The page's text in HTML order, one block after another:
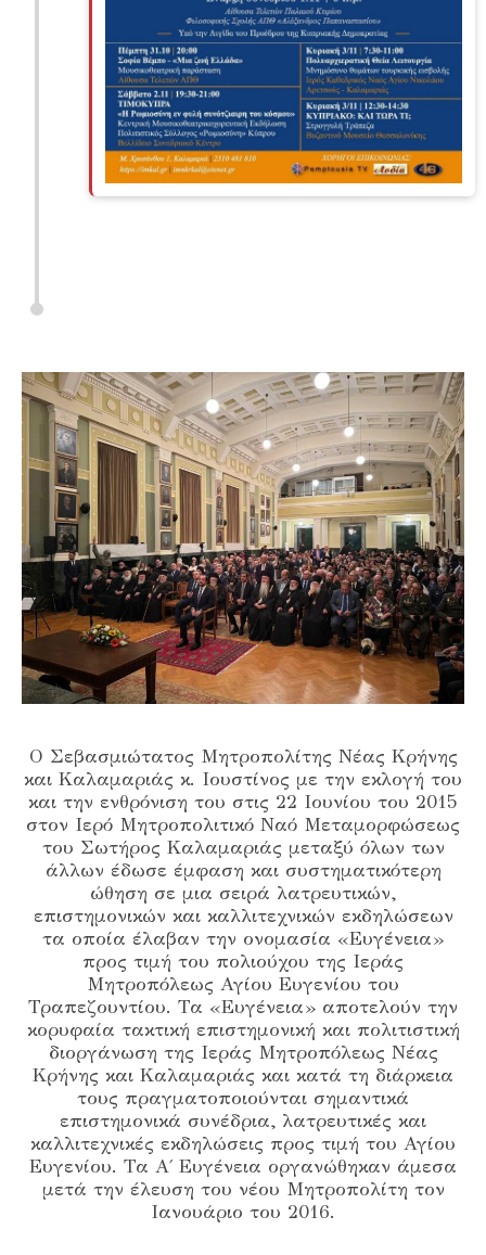
Ο Σεβασμιώτατος Μητροπολίτης Νέας Κρήνης
και Καλαμαριάς κ. Ιουστίνος με την εκλογή του
και την ενθρόνιση του στις 22 Ιουνίου του 2015
στον Ιερό Μητροπολιτικό Ναό Μεταμορφώσεως
του Σωτήρος Καλαμαριάς μεταξύ όλων των
άλλων έδωσε έμφαση και συστηματικότερη
ώθηση σε μια σειρά λατρευτικών,
επιστημονικών και καλλιτεχνικών εκδηλώσεων
τα οποία έλαβαν την ονομασία «Ευγένεια»
προς τιμή του πολιούχου της Ιεράς
Μητροπόλεως Αγίου Ευγενίου του
Τραπεζουντίου. Τα «Ευγένεια» αποτελούν την
κορυφαία τακτική επιστημονική και πολιτιστική
διοργάνωση της Ιεράς Μητροπόλεως Νέας
Κρήνης και Καλαμαριάς και κατά τη διάρκεια
τους πραγματοποιούνται σημαντικά
επιστημονικά συνέδρια, λατρευτικές και
καλλιτεχνικές εκδηλώσεις προς τιμή του Αγίου
Ευγενίου. Τα Α΄ Ευγένεια οργανώθηκαν άμεσα
μετά την έλευση του νέου Μητροπολίτη τον
Ιανουάριο του 2016.